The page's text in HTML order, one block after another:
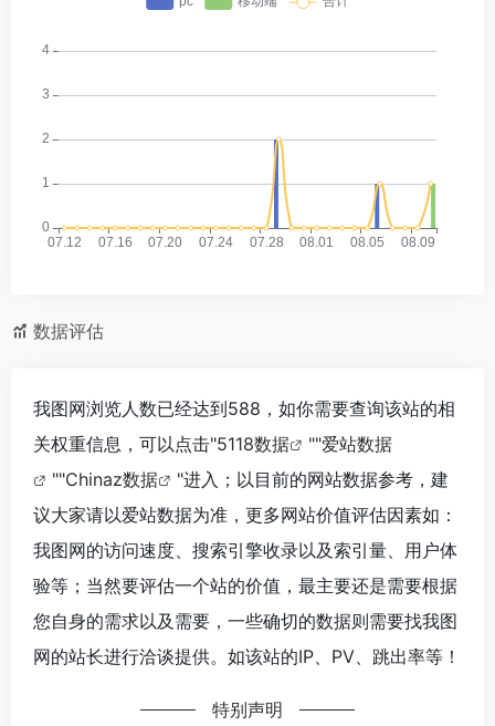
数据评估
我图网浏览人数已经达到588，如你需要查询该站的相
关权重信息，可以点击"5118数据 ""爱站数据
""Chinaz数据
"进入；以目前的网站数据参考，建
议大家请以爱站数据为准，更多网站价值评估因素如：
我图网的访问速度、搜索引擎收录以及索引量、用户体
验等；当然要评估一个站的价值，最主要还是需要根据
您自身的需求以及需要，一些确切的数据则需要找我图
网的站长进行洽谈提供。如该站的IP、PV、跳出率等！
特别声明